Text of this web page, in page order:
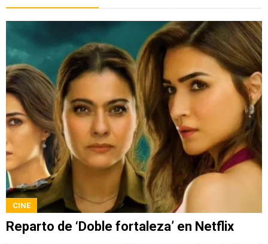
CINE
Reparto de ‘Doble fortaleza’ en Netflix